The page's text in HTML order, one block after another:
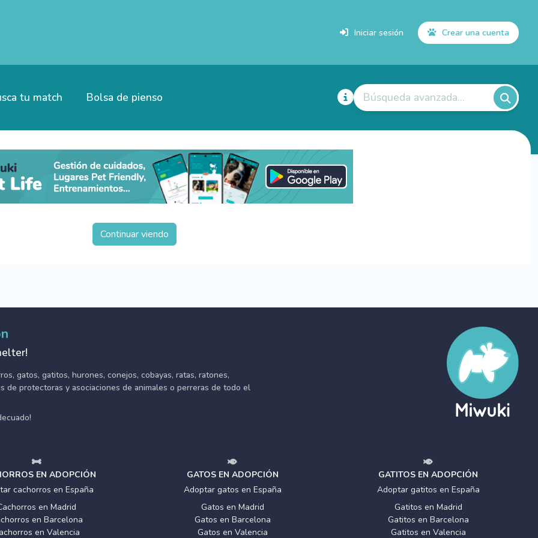
Iniciar sesión Crear una cuenta
tu match Bolsa de pienso Búsqueda avanzada...
Continuar viendo
gatos, gatitos, hurones, conejos, cobayas, ratas, ratones,
de protectoras y asociaciones de animales o perreras de todo el
EN ADOPCIÓN
cachorros en España
en Madrid
en Barcelona
en Valencia
GATOS EN ADOPCIÓN
Adoptar gatos en España
Gatos en Madrid
Gatos en Barcelona
Gatos en Valencia
GATITOS EN ADOPCIÓN
Adoptar gatitos en España
Gatitos en Madrid
Gatitos en Barcelona
Gatitos en Valencia